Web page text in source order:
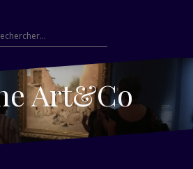
Art&Co